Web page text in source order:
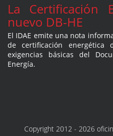
La Certificación
nuevo DB-HE
El IDAE emite una nota
de certificación energética
exigencias básicas del
Energía.
Copyright 2012 - 2026